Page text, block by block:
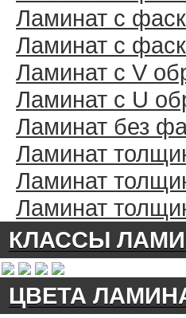
Ламинат с
Ламинат с
Ламинат с V
Ламинат с U
Ламинат без
Ламинат
Ламинат
Ламинат
КЛАССЫ
ЦВЕТА